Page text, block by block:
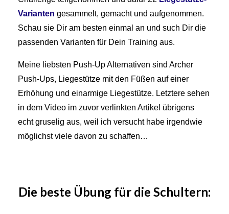
Varianten gesammelt, gemacht und aufgenommen.
Schau sie Dir am besten einmal an und such Dir die
passenden Varianten für Dein Training aus.
Meine liebsten Push-Up Alternativen sind Archer
Push-Ups, Liegestütze mit den Füßen auf einer
Erhöhung und einarmige Liegestütze. Letztere sehen
in dem Video im zuvor verlinkten Artikel übrigens
echt gruselig aus, weil ich versucht habe irgendwie
möglichst viele davon zu schaffen…
Die beste Übung für die Schultern: